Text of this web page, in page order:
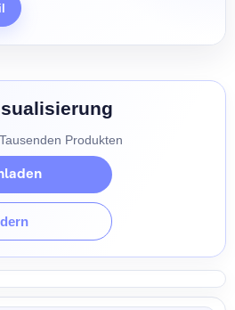
Produkten